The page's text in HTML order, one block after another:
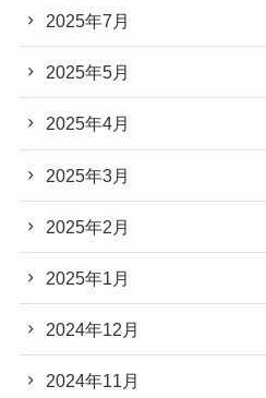
2025年7月
2025年5月
2025年4月
2025年3月
2025年2月
2025年1月
2024年12月
2024年11月